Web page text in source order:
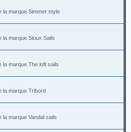
la marque Simmer style
la marque Sioux Sails
la marque The loft sails
la marque Tribord
marque Vandal sails